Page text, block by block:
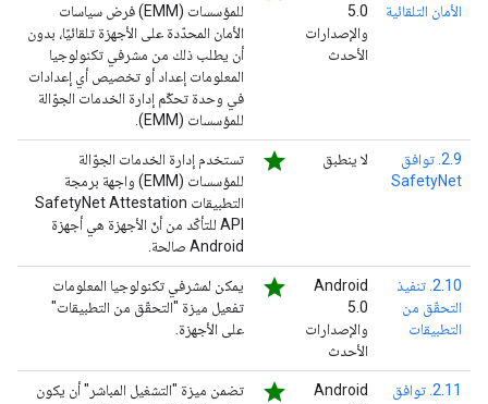
الأمان التلقائية
5.0
والإصدارات
الأحدث
للمؤسسات (EMM) فرض سياسات
الأمان المحدّدة على الأجهزة تلقائيًا، بدون
أن يطلب ذلك من مشرفي تكنولوجيا
المعلومات إعداد أو تخصيص أي إعدادات
في وحدة تحكّم إدارة الخدمات الجوّالة
للمؤسسات (EMM).
2.9. توافق
SafetyNet
لا ينطبق star
تستخدم إدارة الخدمات الجوّالة
للمؤسسات (EMM) واجهة برمجة
التطبيقات SafetyNet Attestation
API للتأكّد من أنّ الأجهزة هي أجهزة
Android صالحة.
2.10. تنفيذ
التحقّق من
التطبيقات
‫Android
5.0
والإصدارات
الأحدث
star
يمكن لمشرفي تكنولوجيا المعلومات
تفعيل ميزة "التحقّق من التطبيقات"
على الأجهزة.
2.11. توافق
‫Android
star
تضمن ميزة "التشغيل المباشر" أن يكون